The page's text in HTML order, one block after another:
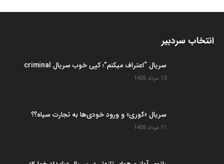
انتخاب سردبیر
سریال “اعتراف میکنم”؛ کپی خوب سریال criminal
13 مرداد 1405
سریال «کوری» و ورود خودی‌ها به تجارت سیاه؟؟
11 مرداد 1405